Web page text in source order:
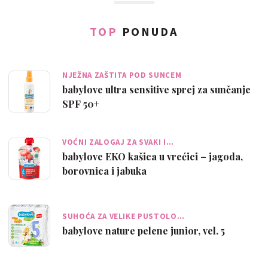
TOP PONUDA
NJEŽNA ZAŠTITA POD SUNCEM
babylove ultra sensitive sprej za sunčanje
SPF 50+
VOĆNI ZALOGAJ ZA SVAKI I…
babylove EKO kašica u vrećici – jagoda,
borovnica i jabuka
SUHOĆA ZA VELIKE PUSTOLO…
babylove nature pelene junior, vel. 5